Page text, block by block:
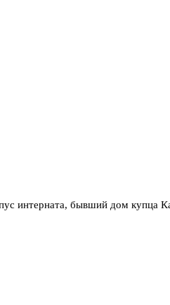
интерната, бывший дом купца